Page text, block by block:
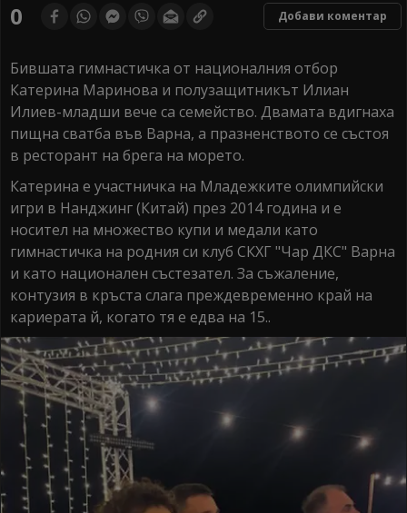
0 Добави коментар
Бившата гимнастичка от националния отбор
Катерина Маринова и полузащитникът Илиан
Илиев-младши вече са семейство. Двамата вдигнаха
пищна сватба във Варна, а празненството се състоя
в ресторант на брега на морето.
Катерина е участничка на Младежките олимпийски
игри в Нанджинг (Китай) през 2014 година и е
носител на множество купи и медали като
гимнастичка на родния си клуб СКХГ "Чар ДКС" Варна
и като национален състезател. За съжаление,
контузия в кръста слага преждевременно край на
кариерата й, когато тя е едва на 15..